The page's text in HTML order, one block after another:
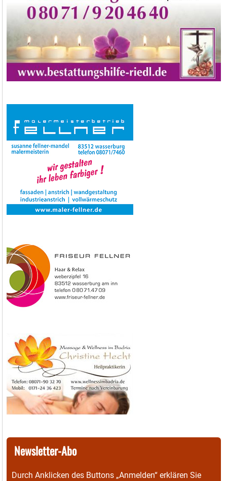
Newsletter-Abo
Durch Anklicken des Buttons „Anmelden“ erklären Sie